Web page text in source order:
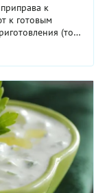
к
к готовым
(то